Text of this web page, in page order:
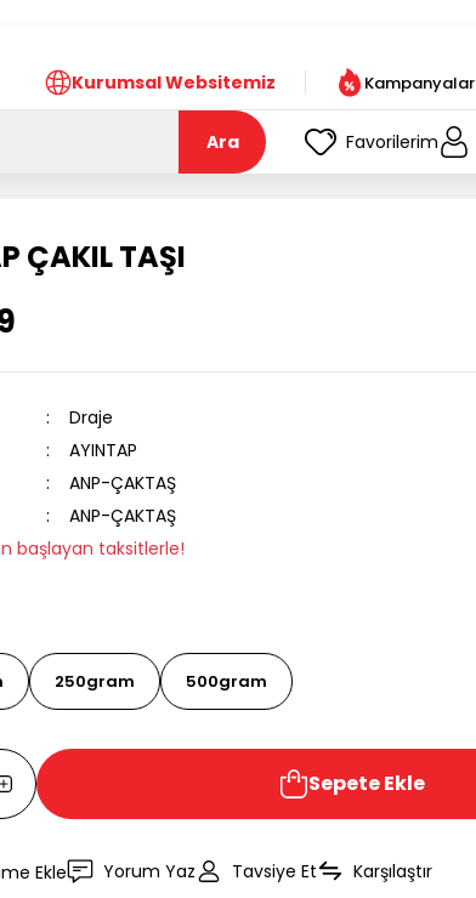
Kurumsal Websitemiz Kampanyalar
Ara Favorilerim
ÇAKIL TAŞI
Draje
AYINTAP
ANP-ÇAKTAŞ
ANP-ÇAKTAŞ
başlayan taksitlerle!
250gram 500gram
Sepete Ekle
Yorum Yaz Tavsiye Et Karşılaştır